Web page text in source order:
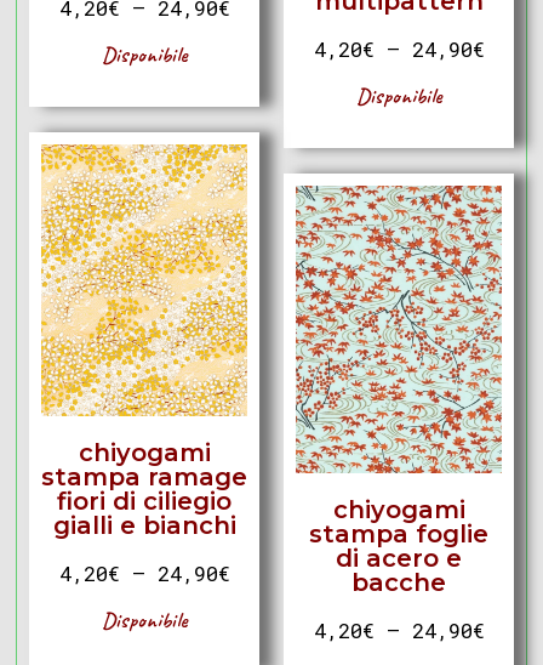
4,20€ – 24,90€
Disponibile 4,20€ – 24,90€
Disponibile
chiyogami
stampa ramage
fiori di ciliegio
gialli e bianchi
4,20€ – 24,90€
Disponibile
chiyogami
stampa foglie
di acero e
bacche
4,20€ – 24,90€